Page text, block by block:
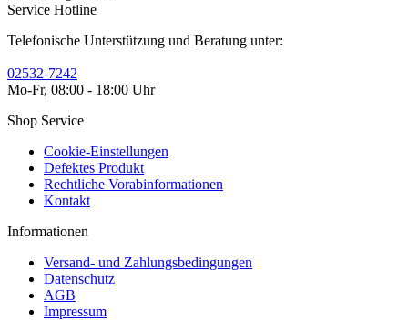
Service Hotline
Telefonische Unterstützung und Beratung unter:
02532-7242
Mo-Fr, 08:00 - 18:00 Uhr
Shop Service
Cookie-Einstellungen
Defektes Produkt
Rechtliche Vorabinformationen
Kontakt
Informationen
Versand- und Zahlungsbedingungen
Datenschutz
AGB
Impressum